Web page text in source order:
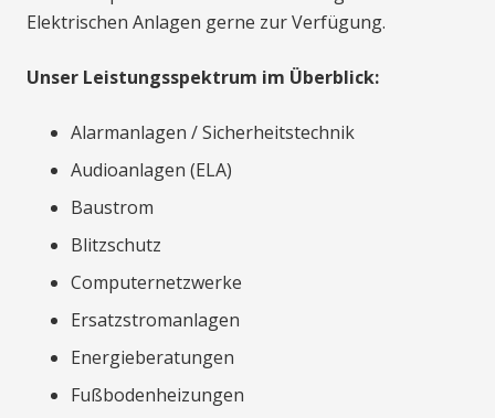
Elektrischen Anlagen gerne zur Verfügung.
Unser Leistungsspektrum im Überblick:
Alarmanlagen / Sicherheitstechnik
Audioanlagen (ELA)
Baustrom
Blitzschutz
Computernetzwerke
Ersatzstromanlagen
Energieberatungen
Fußbodenheizungen